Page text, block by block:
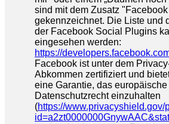
sind mit dem Zusatz
gekennzeichnet. Die Liste und
der Facebook Social Plugins
eingesehen werden:
https://
Facebook ist unter dem
Abkommen zertifiziert und
eine Garantie, das europäische
Datenschutzrecht einzuhalten
(https://www.privacyshield.gov/